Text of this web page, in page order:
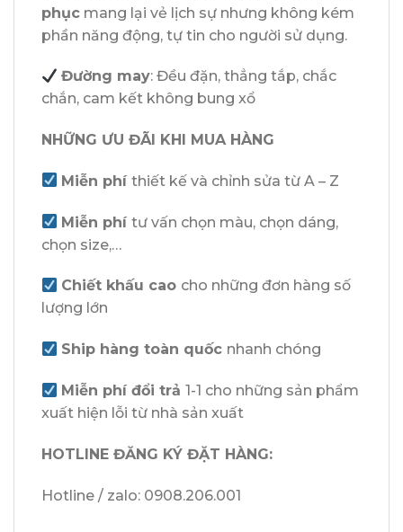
phục mang lại vẻ lịch sự nhưng không kém
phần năng động, tự tin cho người sử dụng.
Đường may: Đều đặn, thẳng tắp, chắc
chắn, cam kết không bung xổ
NHỮNG ƯU ĐÃI KHI MUA HÀNG
Miễn phíthiết kế và chỉnh sửa từ A – Z
Miễn phítư vấn chọn màu, chọn dáng,
chọn size,…
Chiết khấu cao cho những đơn hàng số
lượng lớn
Ship hàng toàn quốc nhanh chóng
Miễn phí đổi trả1-1 cho những sản phẩm
xuất hiện lỗi từ nhà sản xuất
HOTLINE ĐĂNG KÝ ĐẶT HÀNG:
Hotline / zalo: 0908.206.001